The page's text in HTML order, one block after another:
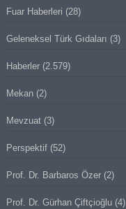
Fuar Haberleri (28)
Geleneksel Türk Gıdaları (3)
Haberler(2.579)
Mekan(2)
Mevzuat(3)
Perspektif(52)
Prof. Dr. Barbaros Özer(2)
Prof. Dr. Gürhan Çiftçioğlu(4)